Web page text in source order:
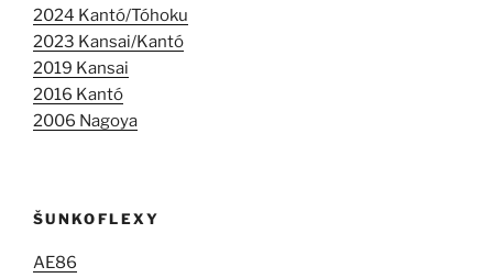
2024 Kantó/Tóhoku
2023 Kansai/Kantó
2019 Kansai
2016 Kantó
2006 Nagoya
ŠUNKOFLEXY
AE86